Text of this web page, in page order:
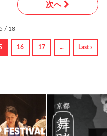
/ 18
16 17 ...
次へ
Last »